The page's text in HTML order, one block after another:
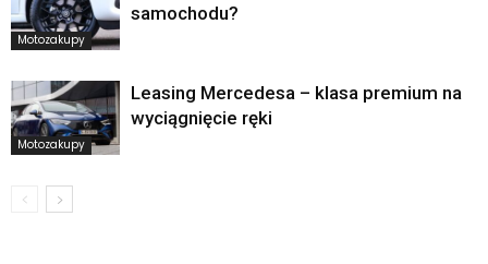
Motozakupy
samochodu?
Motozakupy
Leasing Mercedesa – klasa premium na
wyciągnięcie ręki